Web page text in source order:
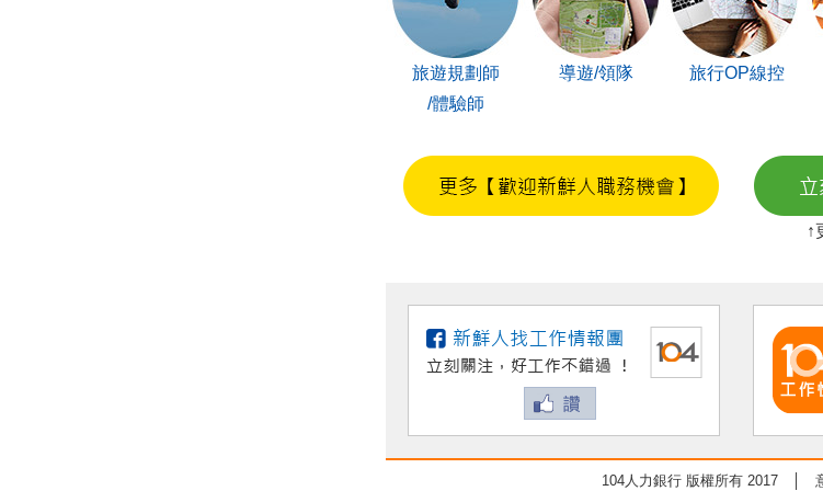
旅遊規劃師
/體驗師
導遊/領隊 旅行OP線控
↑
104人力銀行 版權所有 2017 │